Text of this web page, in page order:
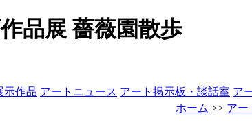
品展 薔薇園散歩
示作品 アートニュース アート掲示板・談話室 ア
ホーム >> アー